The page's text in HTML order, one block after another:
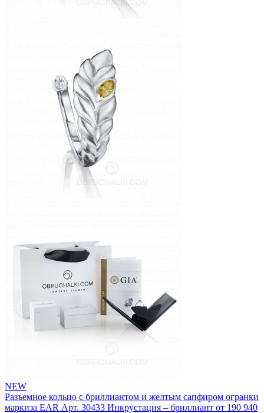
NEW
Разъемное кольцо с бриллиантом и желтым сапфиром огранки
маркиза EAR Арт. 30433 Инкрустация – бриллиант от 190 940